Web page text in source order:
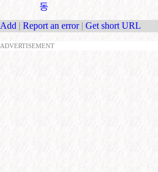
동
Add | Report an error | Get short URL
ADVERTISEMENT